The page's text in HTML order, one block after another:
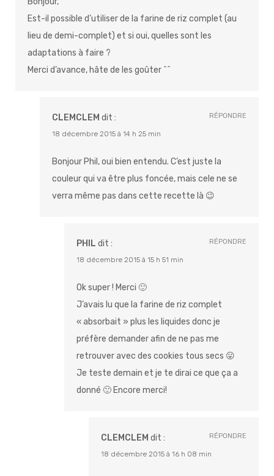
Est-il possible d’utiliser de la farine de riz complet (au
lieu de demi-complet) et si oui, quelles sont les
adaptations à faire ?
Merci d’avance, hâte de les goûter ^^
CLEMCLEM dit :
18 décembre 2015 à 14 h 25 min
Bonjour Phil, oui bien entendu. C’est juste la
couleur qui va être plus foncée, mais cele ne se
verra même pas dans cette recette là 😉
RÉPONDRE
PHIL dit :
18 décembre 2015 à 15 h 51 min
Ok super ! Merci 🙂
J’avais lu que la farine de riz complet
« absorbait » plus les liquides donc je
préfère demander afin de ne pas me
retrouver avec des cookies tous secs 😛
Je teste demain et je te dirai ce que ça a
donné 🙂 Encore merci!
RÉPONDRE
CLEMCLEM dit :
18 décembre 2015 à 16 h 08 min
RÉPONDRE